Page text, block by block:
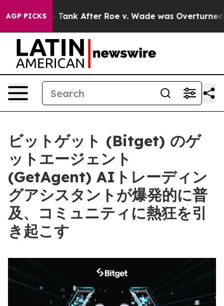
AGP PICKS
to Tank After Roe v. Wade was Overturned.
ビットゲット (Bitget) のゲ
ットエージェント
(GetAgent) AIトレーディン
グアシスタントが爆発的に普
及、コミュニティに熱狂を引
き起こす